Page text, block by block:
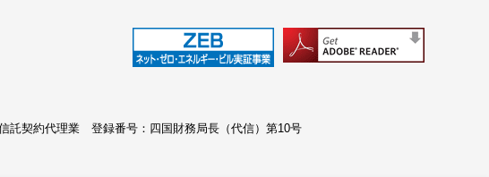
託契約代理業 登録番号：四国財務局長（代信）第10号